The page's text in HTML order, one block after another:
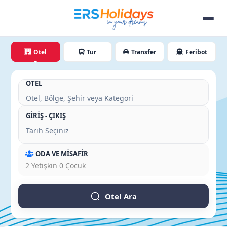
Otel Tur Transfer Feribot
OTEL
GİRİŞ - ÇIKIŞ
ODA VE MİSAFİR
2 Yetişkin 0 Çocuk
Otel Ara